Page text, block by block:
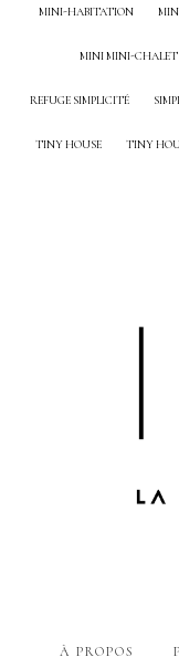
MINI-HABITATION
MINI MINI-CHALET
REFUGE SIMPLICITÉ
TINY HOUSE TINY
À PROPOS